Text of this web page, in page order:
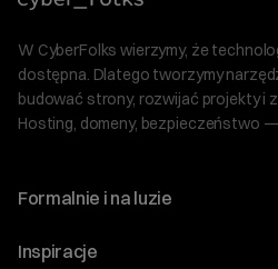
W CyberFolks wierzymy, że
dostępna. Dlatego tworzymy
budować strony, rozwijać projekty i
Hosting, domeny, bezpieczeństwo
Formalnie i na luzie
O nas
Inspiracje